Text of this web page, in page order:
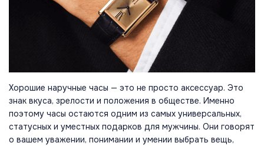
Хорошие наручные часы — это не просто аксессуар. Это
знак вкуса, зрелости и положения в обществе. Именно
поэтому часы остаются одним из самых универсальных,
статусных и уместных подарков для мужчины. Они говорят
о вашем уважении, понимании и умении выбрать вещь,